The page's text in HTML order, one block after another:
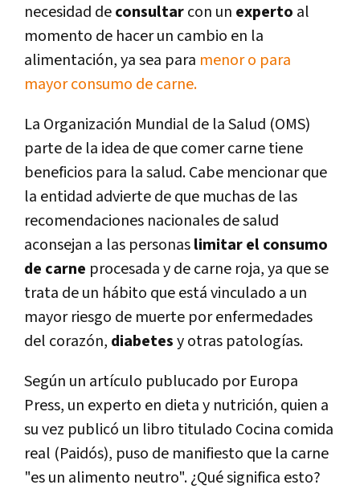
necesidad deconsultarcon un experto al
momento de hacer un cambio en la
alimentación, ya sea para menor o para
mayor consumo de carne.
La Organización Mundial de la Salud (OMS)
parte de la idea de que comer carne tiene
beneficios para la salud. Cabe mencionar que
la entidad advierte de que muchas de las
recomendaciones nacionales de salud
aconsejan a las personaslimitar el consumo
de carne procesada y de carne roja, ya que se
trata de un hábito que está vinculado a un
mayor riesgo de muerte por enfermedades
del corazón, diabetesy otras patologías.
Según un artículo publucado por Europa
Press, un experto en dieta y nutrición, quien a
su vez publicó un libro titulado Cocina comida
real (Paidós), puso de manifiesto que la carne
"es un alimento neutro". ¿Qué significa esto?